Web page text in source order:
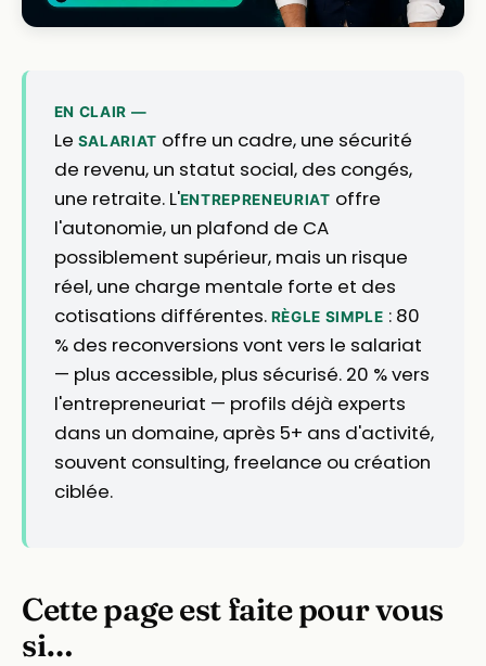
EN CLAIR —
Le SALARIAT offre un cadre, une sécurité
de revenu, un statut social, des congés,
une retraite. L'ENTREPRENEURIAT offre
l'autonomie, un plafond de CA
possiblement supérieur, mais un risque
réel, une charge mentale forte et des
cotisations différentes. RÈGLE SIMPLE : 80
% des reconversions vont vers le salariat
— plus accessible, plus sécurisé. 20 % vers
l'entrepreneuriat — profils déjà experts
dans un domaine, après 5+ ans d'activité,
souvent consulting, freelance ou création
ciblée.
Cette page est faite pour vous
si…